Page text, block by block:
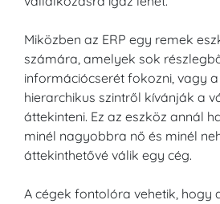
Miközben az ERP egy remek
számára, amelyek sok
információcserét fokozni, vagy
hierarchikus szintről kívánják a
áttekinteni. Ez az eszköz annál
minél nagyobbra nő és minél
áttekinthetővé válik egy cég.
A cégek fontolóra vehetik, hogy